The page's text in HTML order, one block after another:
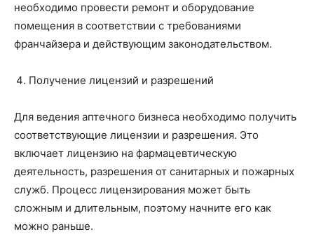
необходимо провести ремонт и оборудование
помещения в соответствии с требованиями
франчайзера и действующим законодательством.
Получение лицензий и разрешений
Для ведения аптечного бизнеса необходимо получить
соответствующие лицензии и разрешения. Это
включает лицензию на фармацевтическую
деятельность, разрешения от санитарных и пожарных
служб. Процесс лицензирования может быть
сложным и длительным, поэтому начните его как
можно раньше.